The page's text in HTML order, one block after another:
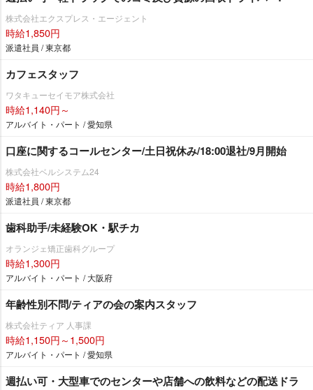
株式会社エクスプレス・エージェント
時給1,850円
派遣社員 / 東京都
カフェスタッフ
ワタキューセイモア株式会社
時給1,140円～
アルバイト・パート / 愛知県
口座に関するコールセンター/土日祝休み/18:00退社/9月開始
株式会社ベルシステム24
時給1,800円
派遣社員 / 東京都
歯科助手/未経験OK・駅チカ
オランジェ矯正歯科グループ
時給1,300円
アルバイト・パート / 大阪府
年齢性別不問/ティアの会の案内スタッフ
株式会社ティア 人事課
時給1,150円～1,500円
アルバイト・パート / 愛知県
週払い可・大型車でのセンターや店舗への飲料などの配送ドラ